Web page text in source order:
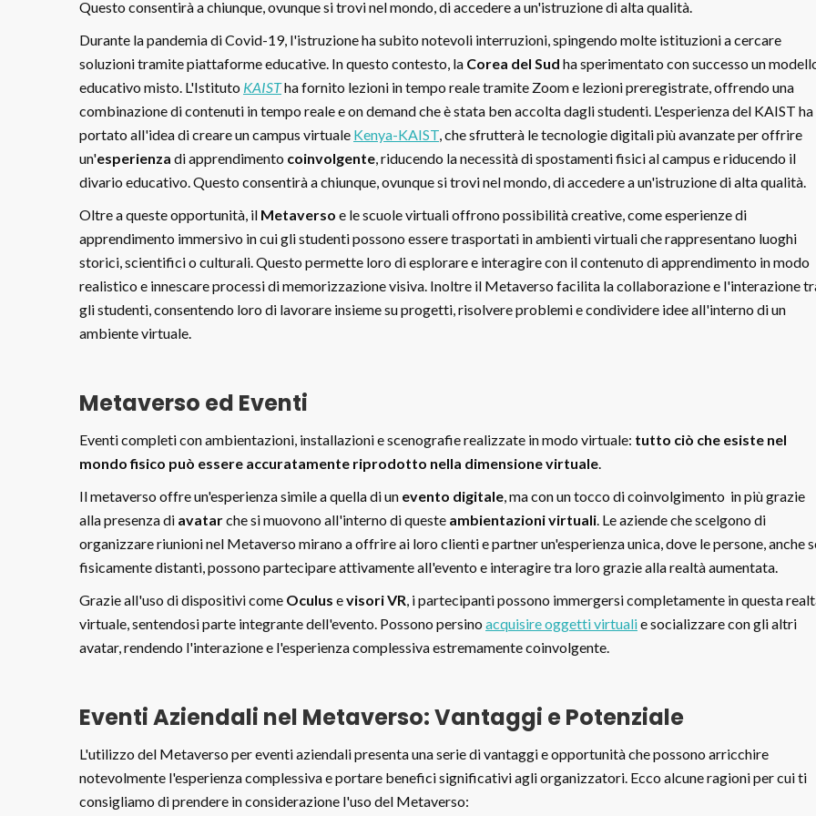
Questo consentirà a chiunque, ovunque si trovi nel mondo, di accedere a un'istruzione di alta qualità.
Durante la pandemia di Covid-19, l'istruzione ha subito notevoli interruzioni, spingendo molte istituzioni a cercare
soluzioni tramite piattaforme educative. In questo contesto, la Corea del Sud ha sperimentato con successo un
educativo misto. L'Istituto KAISTha fornito lezioni in tempo reale tramite Zoom e lezioni preregistrate, offrendo una
combinazione di contenuti in tempo reale e on demand che è stata ben accolta dagli studenti. L'esperienza del KAIST ha
portato all'idea di creare un campus virtuale Kenya-KAIST, che sfrutterà le tecnologie digitali più avanzate per offrire
un'esperienza di apprendimento coinvolgente, riducendo la necessità di spostamenti fisici al campus e riducendo il
divario educativo. Questo consentirà a chiunque, ovunque si trovi nel mondo, di accedere a un'istruzione di alta qualità.
Oltre a queste opportunità, il Metaverso e le scuole virtuali offrono possibilità creative, come esperienze di
apprendimento immersivo in cui gli studenti possono essere trasportati in ambienti virtuali che rappresentano luoghi
storici, scientifici o culturali. Questo permette loro di esplorare e interagire con il contenuto di apprendimento in modo
realistico e innescare processi di memorizzazione visiva. Inoltre il Metaverso facilita la collaborazione e l'interazione
gli studenti, consentendo loro di lavorare insieme su progetti, risolvere problemi e condividere idee all'interno di un
ambiente virtuale.
Metaverso ed Eventi
Eventi completi con ambientazioni, installazioni e scenografie realizzate in modo virtuale: tutto ciò che esiste nel
mondo fisico può essere accuratamente riprodotto nella dimensione virtuale.
Il metaverso offre un'esperienza simile a quella di un evento digitale, ma con un tocco di coinvolgimento in più grazie
alla presenza di avatarche si muovono all'interno di queste ambientazioni virtuali. Le aziende che scelgono di
organizzare riunioni nel Metaverso mirano a offrire ai loro clienti e partner un'esperienza unica, dove le persone, anche
fisicamente distanti, possono partecipare attivamente all'evento e interagire tra loro grazie alla realtà aumentata.
Grazie all'uso di dispositivi come Oculus evisori VR, i partecipanti possono immergersi completamente in questa
virtuale, sentendosi parte integrante dell'evento. Possono persinoacquisire oggetti virtualie socializzare con gli altri
avatar, rendendo l'interazione e l'esperienza complessiva estremamente coinvolgente.
Eventi Aziendali nel Metaverso: Vantaggi e Potenziale
L'utilizzo del Metaverso per eventi aziendali presenta una serie di vantaggi e opportunità che possono arricchire
notevolmente l'esperienza complessiva e portare benefici significativi agli organizzatori. Ecco alcune ragioni per cui ti
consigliamo di prendere in considerazione l'uso del Metaverso: